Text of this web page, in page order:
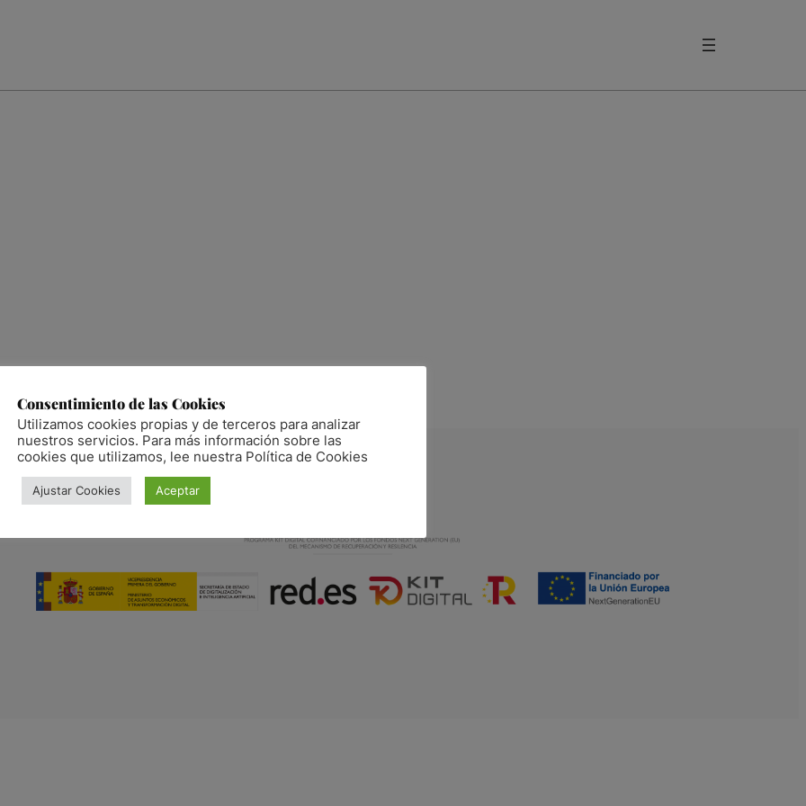
Consentimiento de las Cookies
Utilizamos cookies propias y de terceros para analizar
nuestros servicios. Para más información sobre las
cookies que utilizamos, lee nuestra Política de Cookies
Ajustar Cookies Aceptar